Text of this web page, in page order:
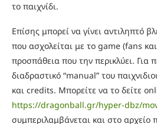
το παιχνίδι.
Επίσης μπορεί να γίνει αντιληπτό
που ασχολείται με το game (fans
προσπάθεια που την περικλύει. Για
διαδραστικό “manual” του
και credits. Μπορείτε να το δείτε
https://dragonball.gr/hyper-dbz/
συμπεριλαμβάνεται και στο αρχείο